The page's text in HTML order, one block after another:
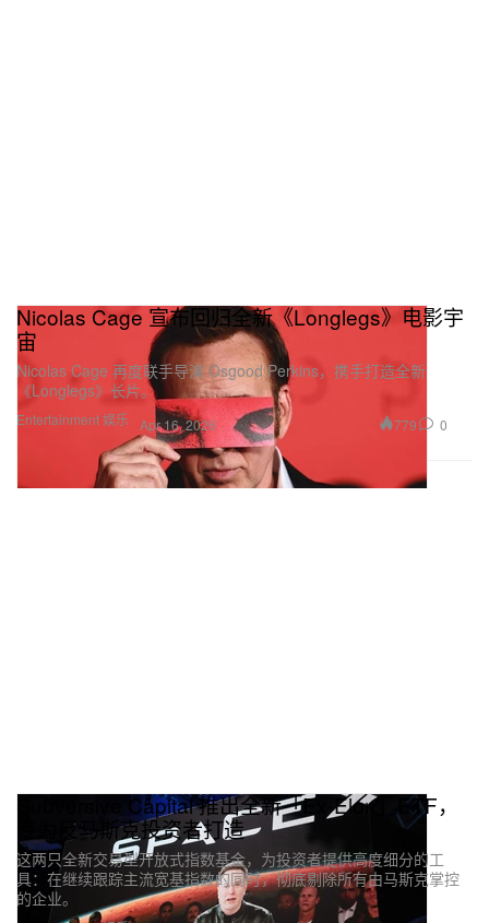
Entertainment 娱乐
Nicolas Cage 宣布回归全新《Longlegs》电影宇
宙
Nicolas Cage 再度联手导演 Osgood Perkins，携手打造全新
《Longlegs》长片。
Apr 16, 2026 779 0
Subversive Capital 推出全新「Ex‑Elon」ETF，
专为反马斯克投资者打造
这两只全新交易型开放式指数基金，为投资者提供高度细分的工
具：在继续跟踪主流宽基指数的同时，彻底剔除所有由马斯克掌控
的企业。